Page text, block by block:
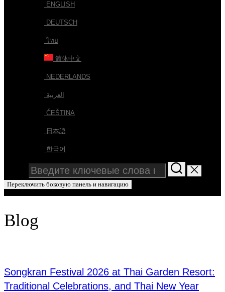
ENGLISH
DEUTSCH
ไทย
简体中文
NEDERLANDS
العربية
ČEŠTINA
日本語
한국어
Переключить боковую панель и навигацию
Blog
Songkran Festival 2026 at Thai Garden Resort:
Traditional Celebrations, and Thai New Year